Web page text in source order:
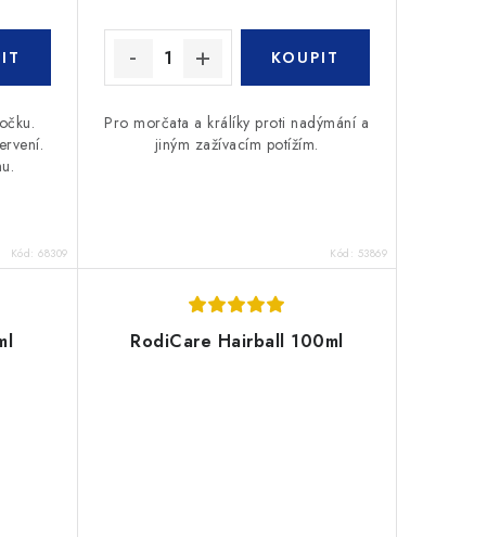
Kód: 68309
Pro morčata a králíky proti nadýmání a
jiným zažívacím potížím.
Kód: 53869
RodiCare Hairball 100ml